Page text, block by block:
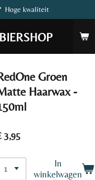
Hoge kwaliteit
Groen
Haarwax -
3,95
In
winkelwagen